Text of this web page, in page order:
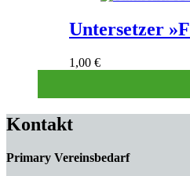
Untersetzer
1,00 €
Kontakt
Primary Vereinsbedarf